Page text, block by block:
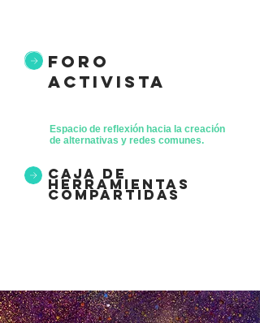
foro
activista
Espacio de reflexión hacia la creación
de alternativas y redes comunes.
caja de
herramientas
compartidas